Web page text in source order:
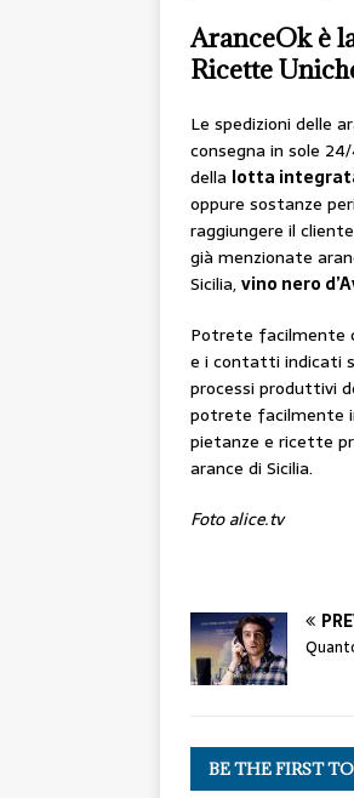
AranceOk è
Ricette
Le spedizioni delle
consegna in sole
della lotta
oppure sostanze
raggiungere il
già menzionate
Sicilia,vino nero
Potrete facilmente
e i contatti indicati
processi produttivi
potrete facilmente
pietanze e ricette
arance di Sicilia.
Foto alice.tv
BE THE FIRST